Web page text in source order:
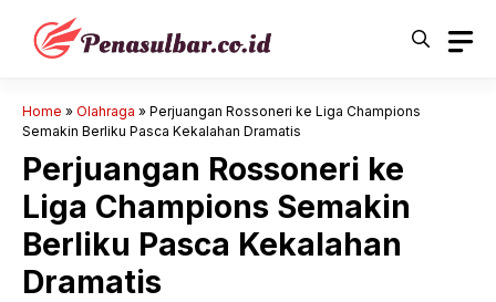
Langsung
Home » Olahraga » Perjuangan Rossoneri ke Liga Champions
Semakin Berliku Pasca Kekalahan Dramatis
Perjuangan Rossoneri ke
Liga Champions Semakin
Berliku Pasca Kekalahan
Dramatis